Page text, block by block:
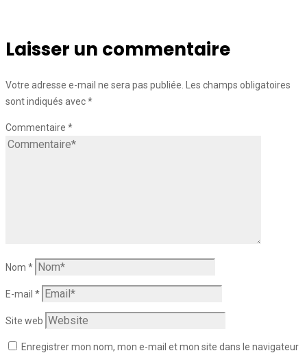
Laisser un commentaire
Votre adresse e-mail ne sera pas publiée. Les champs obligatoires
sont indiqués avec*
Commentaire *
Nom *
E-mail *
Site web
Enregistrer mon nom, mon e-mail et mon site dans le navigateur